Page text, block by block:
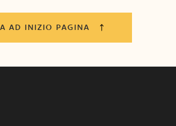
AD INIZIO PAGINA